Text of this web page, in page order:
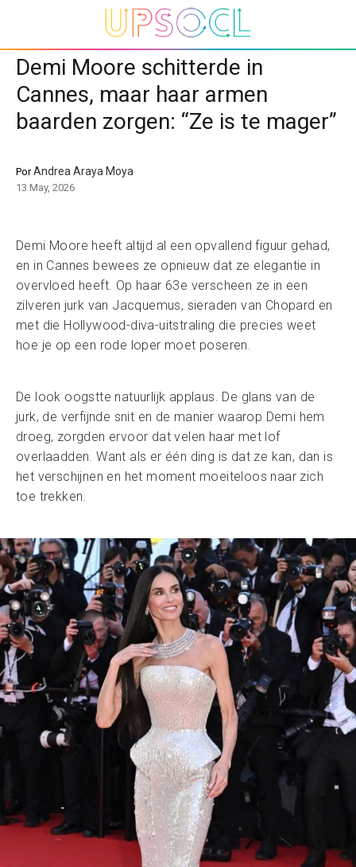
Demi Moore schitterde in
Cannes, maar haar armen
baarden zorgen: “Ze is te mager”
PorAndrea Araya Moya
13 May, 2026
Demi Moore heeft altijd al een opvallend figuur gehad,
en in Cannes bewees ze opnieuw dat ze elegantie in
overvloed heeft. Op haar 63e verscheen ze in een
zilveren jurk van Jacquemus, sieraden van Chopard en
met die Hollywood-diva-uitstraling die precies weet
hoe je op een rode loper moet poseren.
De look oogstte natuurlijk applaus. De glans van de
jurk, de verfijnde snit en de manier waarop Demi hem
droeg, zorgden ervoor dat velen haar met lof
overlaadden. Want als er één ding is dat ze kan, dan is
het verschijnen en het moment moeiteloos naar zich
toe trekken.